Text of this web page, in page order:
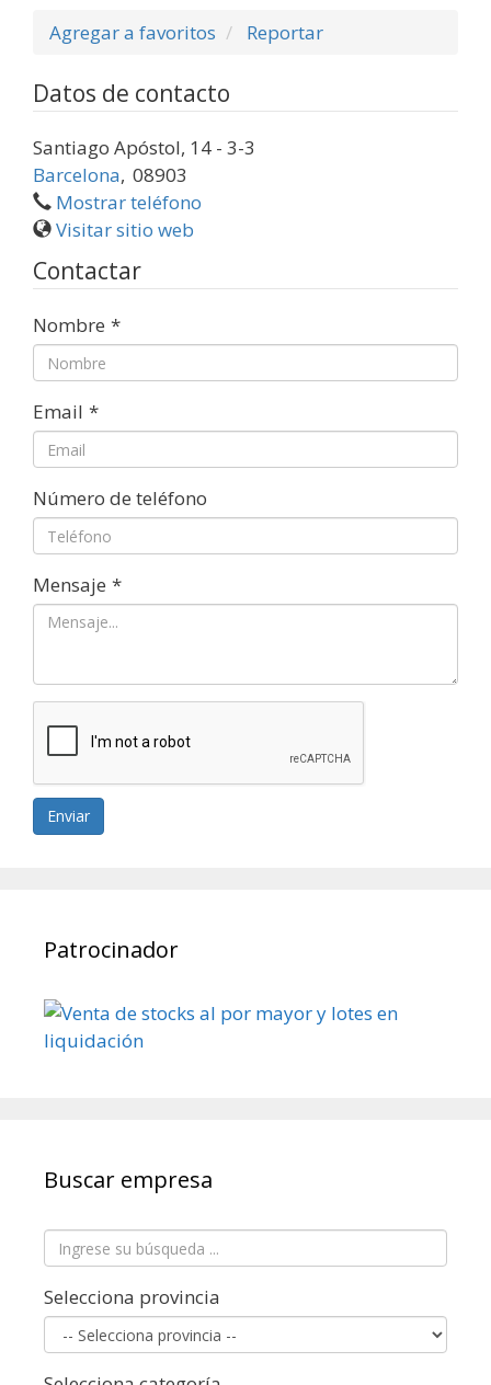
Agregar a favoritos
Reportar
Datos de contacto
Santiago Apóstol, 14 - 3-3
Barcelona, 08903
Mostrar teléfono
Visitar sitio web
Contactar
Nombre *
Email *
Número de teléfono
Mensaje *
Enviar
Patrocinador
Buscar empresa
Selecciona provincia